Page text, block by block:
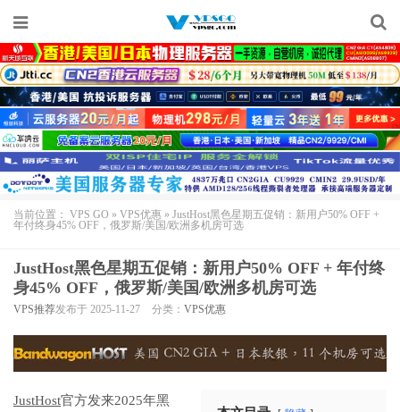
当前位置： VPS GO » VPS优惠 » JustHost黑色星期五促销：新用户50% OFF +
年付终身45% OFF，俄罗斯/美国/欧洲多机房可选
JustHost黑色星期五促销：新用户50% OFF + 年付终
身45% OFF，俄罗斯/美国/欧洲多机房可选
VPS推荐发布于 2025-11-27 分类： VPS优惠
JustHost官方发来2025年黑